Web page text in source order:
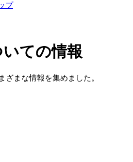
プ
ての情報
ざまな情報を集めました。